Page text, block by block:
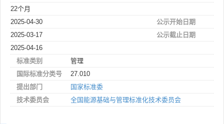
22个月
2025-04-30
公示开始日期
2025-03-17
公示截止日期
2025-04-16
标准类别
管理
国际标准分类号
27.010
提出部门
国家标准委
技术委员会
全国能源基础与管理标准化技术委员会